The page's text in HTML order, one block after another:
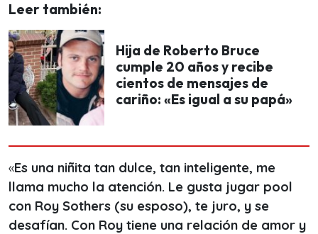
Leer también:
Hija de Roberto Bruce
cumple 20 años y recibe
cientos de mensajes de
cariño: «Es igual a su papá»
«Es una niñita tan dulce, tan inteligente, me
llama mucho la atención. Le gusta jugar pool
con Roy Sothers (su esposo), te juro, y se
desafían. Con Roy tiene una relación de amor y